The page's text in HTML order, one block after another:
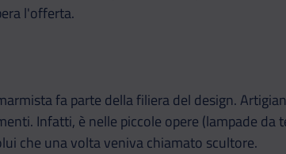
l'offerta.
fa parte della filiera del design.
Infatti, è nelle piccole opere (lampade da
che una volta veniva chiamato scultore.